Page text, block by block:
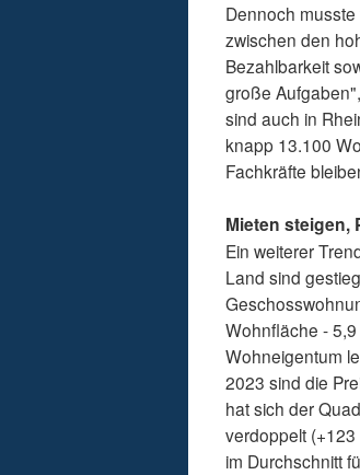
Dennoch
zwischen den
Bezahlbarkeit
große
sind auch in
knapp 13.100
Fachkräfte
Mieten steigen,
Ein weiterer
Land sind
Wohnfläche -
Wohneigentum
2023 sind die
hat sich der
verdoppelt
im Durchschnitt